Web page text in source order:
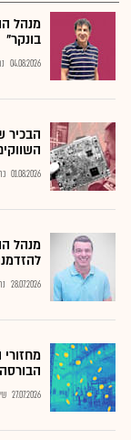
מנהל
בונקר"
04.08.2026
הבכיר
01.08.2026
מנהל
28.07.2026
27.07.2026